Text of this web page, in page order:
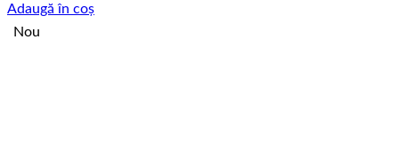
Adaugă în coș
Nou